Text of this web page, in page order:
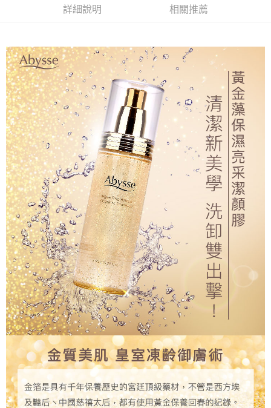
每筆NT$80，滿NT$2,000(含以上)免運費
每筆NT$80，滿NT$2,000(含以上)免運費
新竹貨運
每筆NT$80，滿NT$2,000(含以上)免運費
離島宅配
每筆NT$120，滿NT$2,000(含以上)免運費
海外國家/配送 查看運費
詳細說明 相關推薦